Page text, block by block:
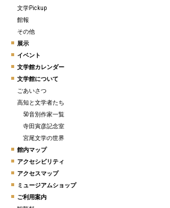
文学Pickup
館報
その他
展示
イベント
文学館カレンダー
文学館について
ごあいさつ
高知と文学者たち
50音別作家一覧
寺田寅彦記念室
宮尾文学の世界
館内マップ
アクセシビリティ
アクセスマップ
ミュージアムショップ
ご利用案内